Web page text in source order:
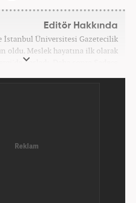
Editör Hakkında
İstanbul Üniversitesi Gazetecilik
oldu. Meslek hayatına ilk olarak
başladı. Daha sonra Sadece